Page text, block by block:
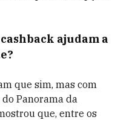
ajudam a
que sim, mas com
Panorama da
que, entre os